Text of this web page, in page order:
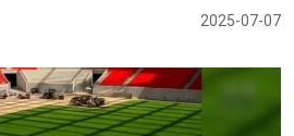
2025-07-07